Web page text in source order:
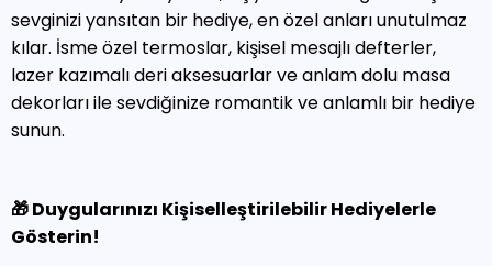
sevginizi yansıtan bir hediye, en özel anları unutulmaz
kılar. İsme özel termoslar, kişisel mesajlı defterler,
lazer kazımalı deri aksesuarlar ve anlam dolu masa
dekorları ile sevdiğinize romantik ve anlamlı bir hediye
sunun.
🎁 Duygularınızı Kişiselleştirilebilir Hediyelerle
Gösterin!